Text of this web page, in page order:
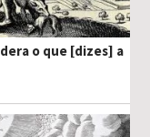
o que [dizes] a